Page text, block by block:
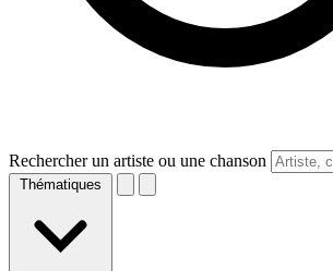
Rechercher un artiste ou une chanson
Thématiques